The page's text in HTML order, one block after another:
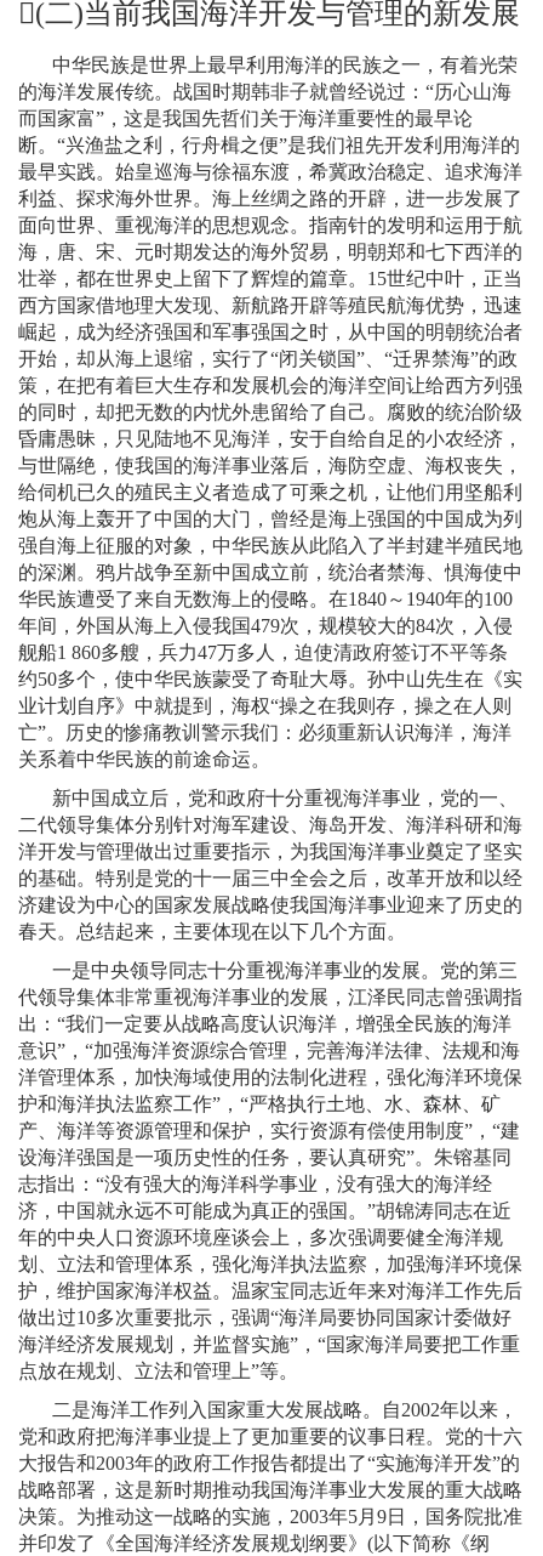
(二)当前我国海洋开发与管理的新发展
中华民族是世界上最早利用海洋的民族之一，有着光荣
的海洋发展传统。战国时期韩非子就曾经说过：“历心山海
而国家富”，这是我国先哲们关于海洋重要性的最早论
断。“兴渔盐之利，行舟楫之便”是我们祖先开发利用海洋的
最早实践。始皇巡海与徐福东渡，希冀政治稳定、追求海洋
利益、探求海外世界。海上丝绸之路的开辟，进一步发展了
面向世界、重视海洋的思想观念。指南针的发明和运用于航
海，唐、宋、元时期发达的海外贸易，明朝郑和七下西洋的
壮举，都在世界史上留下了辉煌的篇章。 15世纪中叶，正当
西方国家借地理大发现、新航路开辟等殖民航海优势，迅速
崛起，成为经济强国和军事强国之时，从中国的明朝统治者
开始，却从海上退缩，实行了“闭关锁国”、“迁界禁海”的政
策，在把有着巨大生存和发展机会的海洋空间让给西方列强
的同时，却把无数的内忧外患留给了自己。腐败的统治阶级
昏庸愚昧，只见陆地不见海洋，安于自给自足的小农经济，
与世隔绝，使我国的海洋事业落后，海防空虚、海权丧失，
给伺机已久的殖民主义者造成了可乘之机，让他们用坚船利
炮从海上轰开了中国的大门，曾经是海上强国的中国成为列
强自海上征服的对象，中华民族从此陷入了半封建半殖民地
的深渊。鸦片战争至新中国成立前，统治者禁海、惧海使中
华民族遭受了来自无数海上的侵略。在1840～ 1940年的100
年间，外国从海上入侵我国479次，规模较大的84次，入侵
舰船1 860多艘，兵力47万多人，迫使清政府签订不平等条
约50多个，使中华民族蒙受了奇耻大辱。孙中山先生在《实
业计划自序》中就提到，海权“操之在我则存，操之在人则
亡”。历史的惨痛教训警示我们：必须重新认识海洋，海洋
关系着中华民族的前途命运。
新中国成立后，党和政府十分重视海洋事业，党的一、
二代领导集体分别针对海军建设、海岛开发、海洋科研和海
洋开发与管理做出过重要指示，为我国海洋事业奠定了坚实
的基础。特别是党的十一届三中全会之后，改革开放和以经
济建设为中心的国家发展战略使我国海洋事业迎来了历史的
春天。总结起来，主要体现在以下几个方面。
一是中央领导同志十分重视海洋事业的发展。党的第三
代领导集体非常重视海洋事业的发展，江泽民同志曾强调指
出：“我们一定要从战略高度认识海洋，增强全民族的海洋
意识”，“加强海洋资源综合管理，完善海洋法律、法规和海
洋管理体系，加快海域使用的法制化进程，强化海洋环境保
护和海洋执法监察工作”，“严格执行土地、水、森林、矿
产、海洋等资源管理和保护，实行资源有偿使用制度”，“建
设海洋强国是一项历史性的任务，要认真研究”。朱镕基同
志指出：“没有强大的海洋科学事业，没有强大的海洋经
济，中国就永远不可能成为真正的强国。”胡锦涛同志在近
年的中央人口资源环境座谈会上，多次强调要健全海洋规
划、立法和管理体系，强化海洋执法监察，加强海洋环境保
护，维护国家海洋权益。温家宝同志近年来对海洋工作先后
做出过10多次重要批示，强调“海洋局要协同国家计委做好
海洋经济发展规划，并监督实施”，“国家海洋局要把工作重
点放在规划、立法和管理上”等。
二是海洋工作列入国家重大发展战略。自2002年以来，
党和政府把海洋事业提上了更加重要的议事日程。党的十六
大报告和2003年的政府工作报告都提出了“实施海洋开发”的
战略部署，这是新时期推动我国海洋事业大发展的重大战略
决策。为推动这一战略的实施， 2003年5月 9日
，国务院批准
并印发了《全国海洋经济发展规划纲要》 (以下简称《纲